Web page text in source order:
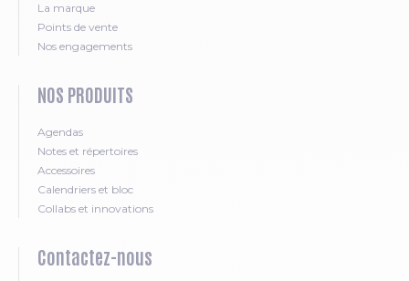
La marque
Points de vente
Nos engagements
NOS PRODUITS
Agendas
Notes et répertoires
Accessoires
Calendriers et bloc
Collabs et innovations
Contactez-nous